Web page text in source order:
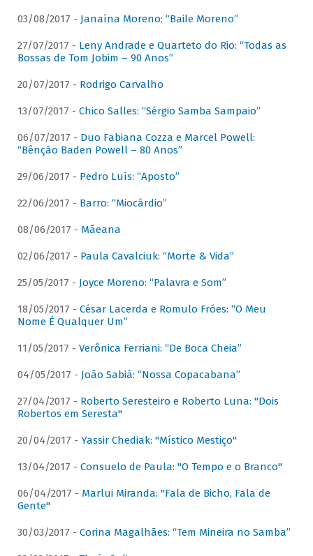
03/08/2017 - Janaína Moreno: “Baile Moreno”
27/07/2017 - Leny Andrade e Quarteto do Rio: “Todas as
Bossas de Tom Jobim – 90 Anos”
20/07/2017 - Rodrigo Carvalho
13/07/2017 - Chico Salles: “Sérgio Samba Sampaio”
06/07/2017 - Duo Fabiana Cozza e Marcel Powell:
“Bênção Baden Powell – 80 Anos”
29/06/2017 - Pedro Luís: “Aposto”
22/06/2017 - Barro: “Miocárdio”
08/06/2017 - Mãeana
02/06/2017 - Paula Cavalciuk: “Morte & Vida”
25/05/2017 - Joyce Moreno: “Palavra e Som”
18/05/2017 - César Lacerda e Romulo Fróes: “O Meu
Nome É Qualquer Um”
11/05/2017 - Verônica Ferriani: “De Boca Cheia”
04/05/2017 - João Sabiá: “Nossa Copacabana”
27/04/2017 - Roberto Seresteiro e Roberto Luna: "Dois
Robertos em Seresta"
20/04/2017 - Yassir Chediak: "Místico Mestiço"
13/04/2017 - Consuelo de Paula: "O Tempo e o Branco"
06/04/2017 - Marlui Miranda: "Fala de Bicho, Fala de
Gente"
30/03/2017 - Corina Magalhães: “Tem Mineira no Samba”